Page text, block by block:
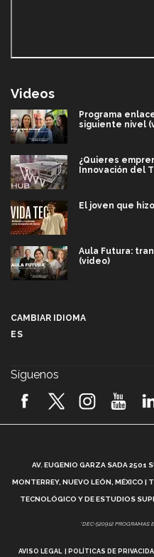
Videos
Programa
siguiente nivel
¿Quieres
Innovación del
El joven que
Aula Futura:
(video)
2026! (video)
¿Cómo es el
Vida Tec:
CAMBIAR IDIOMA
ES
Síguenos
AV. EUGENIO GARZA SADA 2501
MONTERREY, NUEVO LEÓN, MÉXICO
TECNOLÓGICO Y DE ESTUDIOS
*DEC-520912 PROGRAMAS
AVISO LEGAL POLÍTICAS DE